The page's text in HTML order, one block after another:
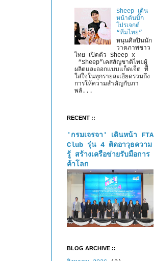
Sheep เดิน
หน้าดันบิ๊ก
โปรเจกต์
“ทีมไทย”
หนุนศิลปินนัก
วาดภาพชาว
ไทย เปิดตัว Sheep x
“Sheep”เคสสัญชาติไทยผู้
ผลิตและออกแบบแก็ดเจ็ต ที่
ใส่ใจในทุกรายละเอียดรวมถึง
การให้ความสำคัญกับภา
พลั...
RECENT ::
'กรมเจรจา' เดินหน้า FTA
Club รุ่น 4 ติดอาวุธความ
รู้ สร้างเครือข่ายรับมือการ
ค้าโลก
BLOG ARCHIVE ::